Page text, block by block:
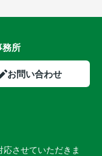
務所
お問い合わせ
させていただきま